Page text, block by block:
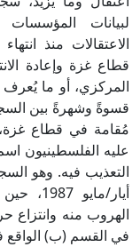
الاعتقالات منذ
المركزي، أو ما يُعرف
قسوةً وشهرةً بين
مُقامة في قطاع
عليه الفلسطينيون
أيار/
في القسم (ب) الواقع